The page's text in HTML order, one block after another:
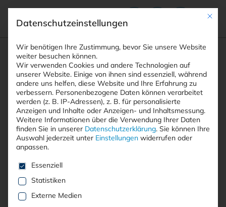
Suchfeld
Suchen
Breadcrumb-Navigation
STARTSEITE DEFINITIONEN CYBERSICHERHEIT
Alle Beiträge mit dem
Schlagwort “Definitionen
Cybersicherheit”
Mit
Datenschutzeinstellungen
Wir benötigen Ihre Zustimmung, bevor Sie unsere Website
weiter besuchen können.
Wir verwenden Cookies und andere Technologien auf
unserer Website. Einige von ihnen sind essenziell, während
andere uns helfen, diese Website und Ihre Erfahrung zu
verbessern. Personenbezogene Daten können verarbeitet
werden (z. B. IP-Adressen), z. B. für personalisierte
Anzeigen und Inhalte oder Anzeigen- und Inhaltsmessung.
Weitere Informationen über die Verwendung Ihrer Daten
finden Sie in unserer Datenschutzerklärung. Sie können Ihre
Auswahl jederzeit unter Einstellungen widerrufen oder
anpassen.
Es folgt eine Liste der Service-Gruppen, für die eine
Essenziell
Statistiken
Externe Medien